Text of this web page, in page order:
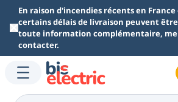
Aller au contenu principal
En raison d'incendies récents en France
certains délais de livraison peuvent
toute information complémentaire,
contacter.